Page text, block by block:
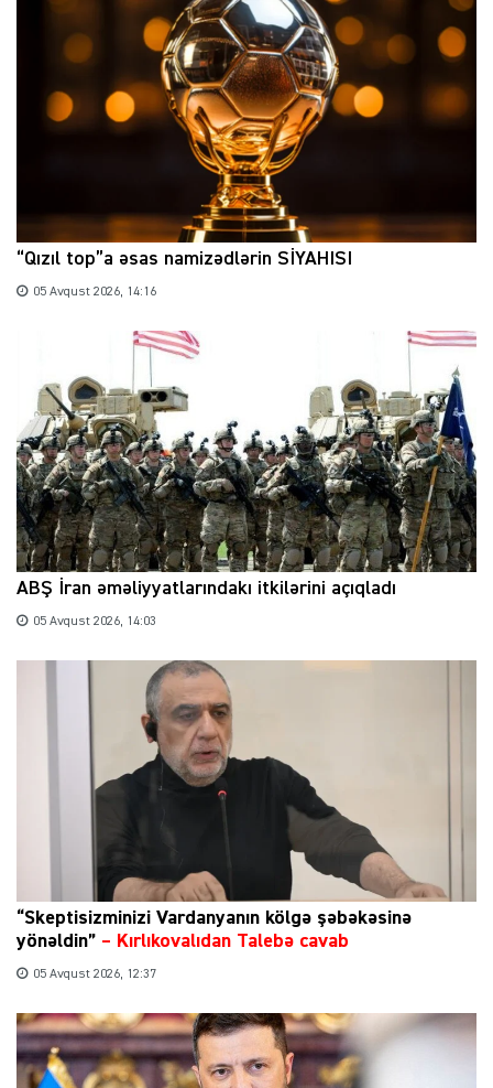
“Qızıl top”a əsas namizədlərin SİYAHISI
05 Avqust 2026, 14:16
ABŞ İran əməliyyatlarındakı itkilərini açıqladı
05 Avqust 2026, 14:03
“Skeptisizminizi Vardanyanın kölgə şəbəkəsinə
yönəldin” – Kırlıkovalıdan Talebə cavab
05 Avqust 2026, 12:37